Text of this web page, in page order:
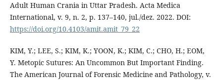
Adult Human Crania in Uttar Pradesh. Acta Medica
International, v. 9, n. 2, p. 137–140, jul./dez. 2022. DOI:
https://doi.org/10.4103/amit.amit_79_22
KIM, Y.; LEE, S.; KIM, K.; YOON, K.; KIM, C.; CHO, H.; EOM,
Y. Metopic Sutures: An Uncommon But Important Finding.
The American Journal of Forensic Medicine and Pathology, v.